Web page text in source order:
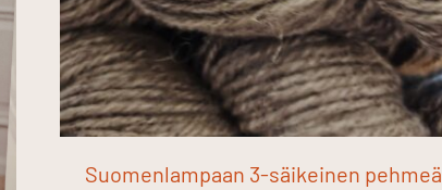
Suomenlampaan 3-säikeinen pehmeä